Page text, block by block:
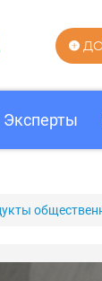
Эксперты